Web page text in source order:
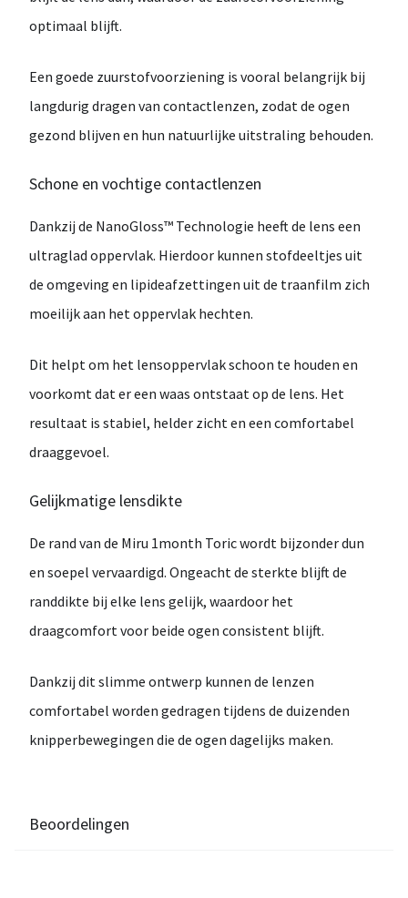
optimaal blijft.
Een goede zuurstofvoorziening is vooral belangrijk bij
langdurig dragen van contactlenzen, zodat de ogen
gezond blijven en hun natuurlijke uitstraling behouden.
Schone en vochtige contactlenzen
Dankzij de NanoGloss™ Technologie heeft de lens een
ultraglad oppervlak. Hierdoor kunnen stofdeeltjes uit
de omgeving en lipideafzettingen uit de traanfilm zich
moeilijk aan het oppervlak hechten.
Dit helpt om het lensoppervlak schoon te houden en
voorkomt dat er een waas ontstaat op de lens. Het
resultaat is stabiel, helder zicht en een comfortabel
draaggevoel.
Gelijkmatige lensdikte
De rand van de Miru 1month Toricwordt bijzonder dun
en soepel vervaardigd. Ongeacht de sterkte blijft de
randdikte bij elke lens gelijk, waardoor het
draagcomfort voor beide ogen consistent blijft.
Dankzij dit slimme ontwerp kunnen de lenzen
comfortabel worden gedragen tijdens de duizenden
knipperbewegingen die de ogen dagelijks maken.
Beoordelingen